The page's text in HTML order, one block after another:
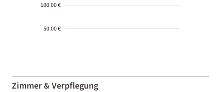
100.00 €
50.00 €
01-02
Zimmer & Verpflegung